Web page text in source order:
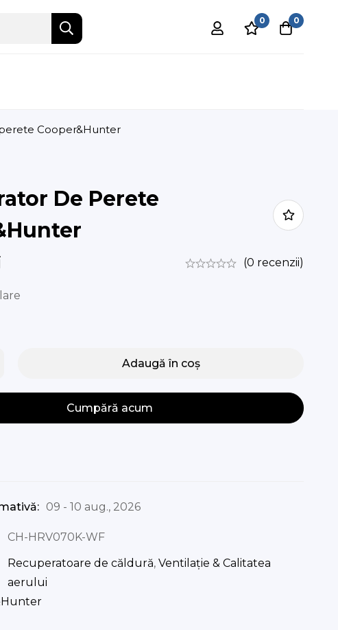
0 0
Cooper&Hunter
De Perete
(0 recenzii)
Adaugă în coș
Cumpără acum
09 - 10 aug., 2026
CH-HRV070K-WF
Recuperatoare de căldură, Ventilație & Calitatea
aerului